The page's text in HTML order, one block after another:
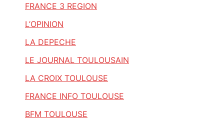
FRANCE 3 REGION
L’OPINION
LA DEPECHE
LE JOURNAL TOULOUSAIN
LA CROIX TOULOUSE
FRANCE INFO TOULOUSE
BFM TOULOUSE